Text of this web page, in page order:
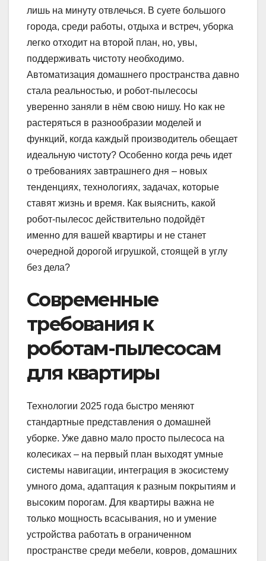
лишь на минуту отвлечься. В суете большого
города, среди работы, отдыха и встреч, уборка
легко отходит на второй план, но, увы,
поддерживать чистоту необходимо.
Автоматизация домашнего пространства давно
стала реальностью, и робот-пылесосы
уверенно заняли в нём свою нишу. Но как не
растеряться в разнообразии моделей и
функций, когда каждый производитель обещает
идеальную чистоту? Особенно когда речь идет
о требованиях завтрашнего дня – новых
тенденциях, технологиях, задачах, которые
ставят жизнь и время. Как выяснить, какой
робот-пылесос действительно подойдёт
именно для вашей квартиры и не станет
очередной дорогой игрушкой, стоящей в углу
без дела?
Современные
требования к
роботам-пылесосам
для квартиры
Технологии 2025 года быстро меняют
стандартные представления о домашней
уборке. Уже давно мало просто пылесоса на
колесиках – на первый план выходят умные
системы навигации, интеграция в экосистему
умного дома, адаптация к разным покрытиям и
высоким порогам. Для квартиры важна не
только мощность всасывания, но и умение
устройства работать в ограниченном
пространстве среди мебели, ковров, домашних